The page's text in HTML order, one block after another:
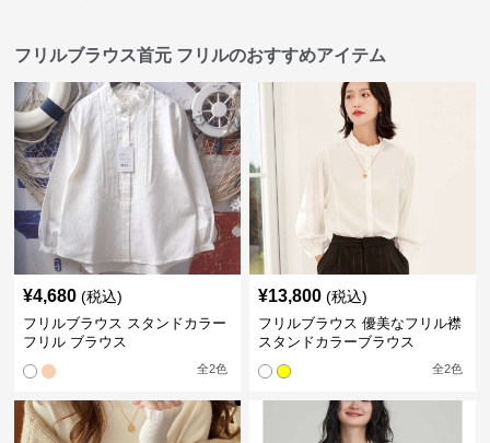
フリルブラウス首元 フリルのおすすめアイテム
¥4,680 (税込)
フリルブラウス スタンドカラー
フリル ブラウス
全2色
¥13,800 (税込)
フリルブラウス 優美なフリル襟
スタンドカラーブラウス
全2色